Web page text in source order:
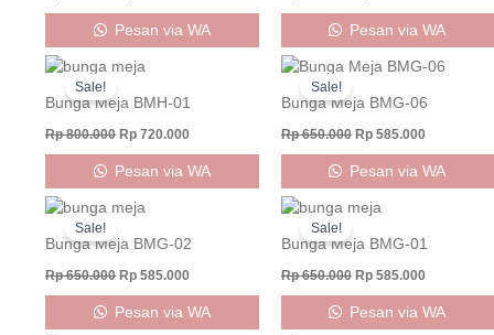
Pesan via WA Pesan via WA
Sale!
Bunga Meja BMH-01
Rp800.000
Original
price
was:
Rp 800.000.
Rp 720.000
Pesan via WA
Sale!
Bunga Meja BMG-06
Rp650.000
Original
price
was:
Rp 650.000.
Rp585.000
Current
is:
Pesan via WA
Sale!
Bunga Meja BMG-02
Rp650.000
Original
price
was:
Rp 650.000.
Rp 585.000
is:
Pesan via WA
Sale!
Bunga Meja BMG-01
Rp650.000
Original
price
was:
Rp 650.000.
Rp585.000
is:
Pesan via WA